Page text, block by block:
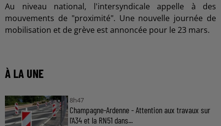
Au niveau national, l'intersyndicale appelle à des
mouvements de "proximité". Une nouvelle journée de
mobilisation et de grève est annoncée pour le 23 mars.
À LA UNE
8h47
Champagne-Ardenne - Attention aux travaux sur
l'A34 et la RN51 dans...